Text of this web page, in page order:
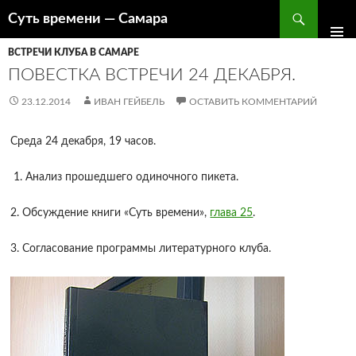
Суть времени — Самара
КВСТРЕЧИ КЛУБА В САМАРЕ
ПОВЕСТКА ВСТРЕЧИ 24 ДЕКАБРЯ.
23.12.2014 ИВАН ГЕЙБЕЛЬ ОСТАВИТЬ КОММЕНТАРИЙ
Среда 24 декабря, 19 часов.
1. Анализ прошедшего одиночного пикета.
2. Обсуждение книги «Суть времени», глава 25.
3. Согласование программы литературного клуба.